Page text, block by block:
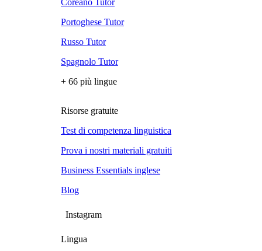
Coreano Tutor
Portoghese Tutor
Russo Tutor
Spagnolo Tutor
+ 66 più lingue
Risorse gratuite
Test di competenza linguistica
Prova i nostri materiali gratuiti
Business Essentials inglese
Blog
Instagram
Lingua